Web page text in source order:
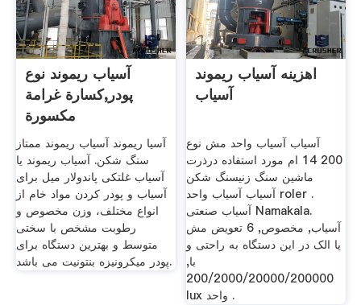
آسیاب ریموند نوع
پودر,كسارة غرامة
مكسورة
آسیا ریموند آسیاب ریموند ممتاز
سنگ شکن. آسیاب ریموند یا
آسیاب غلتکی پاندولار میل برای
آسياب و پودر كردن مواد خام از
انواع مختلف، وزن مخصوص و
رطوبت مشخص با سختی
متوسط و بهترين دستگاه برای
پودر میکرونیزه بنتونیت می باشد.
اهزینه آسیاب ریموند
آسیاب
آسیاب آسیاب واحد مش نوع
200 14 ام مورد استفاده درذرت
ماشین سنگ زنیسنگ شکن
آسیاب آسیاب واحد roler .
آسیاب صنعتی Namakala.
آسیاب, مخصوص, 6 تعویض مش
یا الک در این دستگاه به راحتی و
با,
200/2000/20000/200000
lux واحد .